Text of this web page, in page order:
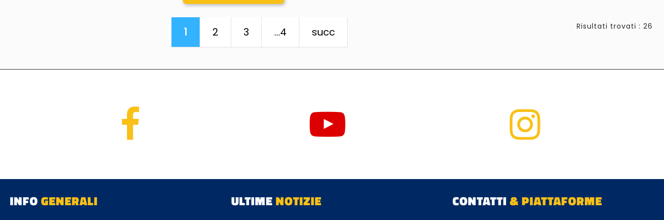
Risultati trovati : 26
1 2 3 ...4 succ
INFOGENERALI ULTIMENOTIZIE CONTATTI& PIATTAFORME